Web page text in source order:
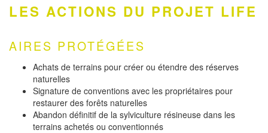
LES ACTIONS DU PROJET LIFE
AIRES PROTÉGÉES
Achats de terrains pour créer ou étendre des réserves
naturelles
Signature de conventions avec les propriétaires pour
restaurer des forêts naturelles
Abandon définitif de la sylviculture résineuse dans les
terrains achetés ou conventionnés